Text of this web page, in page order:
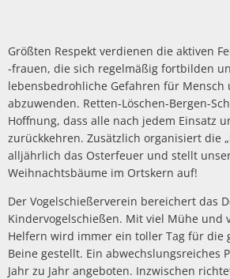
Größten Respekt verdienen die aktiven
-frauen, die sich regelmäßig fortbilden
lebensbedrohliche Gefahren für Mensch
abzuwenden. Retten-Löschen-Bergen-
Hoffnung, dass alle nach jedem Einsatz
zurückkehren. Zusätzlich organisiert die
alljährlich das Osterfeuer und stellt
Weihnachtsbäume im Ortskern auf!
Der Vogelschießerverein bereichert das
Kindervogelschießen. Mit viel Mühe und
Helfern wird immer ein toller Tag für die
Beine gestellt. Ein abwechslungsreiches
Jahr zu Jahr angeboten. Inzwischen